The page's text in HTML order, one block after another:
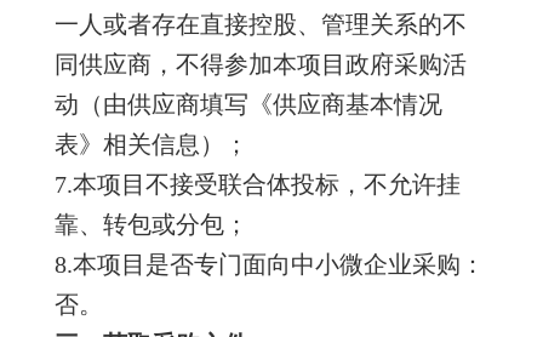
一人或者存在直接控股、管理关系的不
同供应商，不得参加本项目政府采购活
动（由供应商填写《供应商基本情况
表》相关信息）；
7.本项目不接受联合体投标，不允许挂
靠、转包或分包；
8.本项目是否专门面向中小微企业采购：
否。